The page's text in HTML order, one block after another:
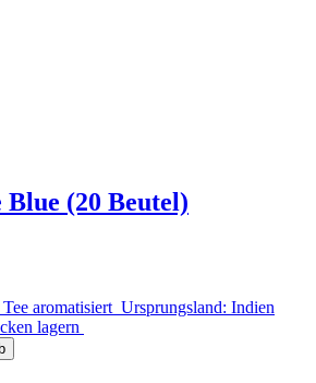
(20 Beutel)
aromatisiert Ursprungsland: Indien
lagern